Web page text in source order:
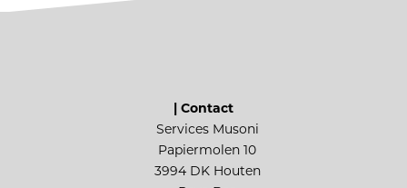
| Contact
Services Musoni
Papiermolen 10
3994 DK Houten